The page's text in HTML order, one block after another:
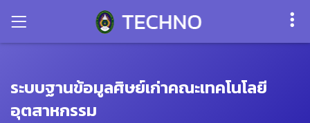
ระบบฐานข้อมูลศิษย์เก่าคณะเทคโนโลยี
อุตสาหกรรม